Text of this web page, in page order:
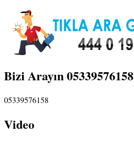
Bizi Arayın 05339576158
05339576158
Video